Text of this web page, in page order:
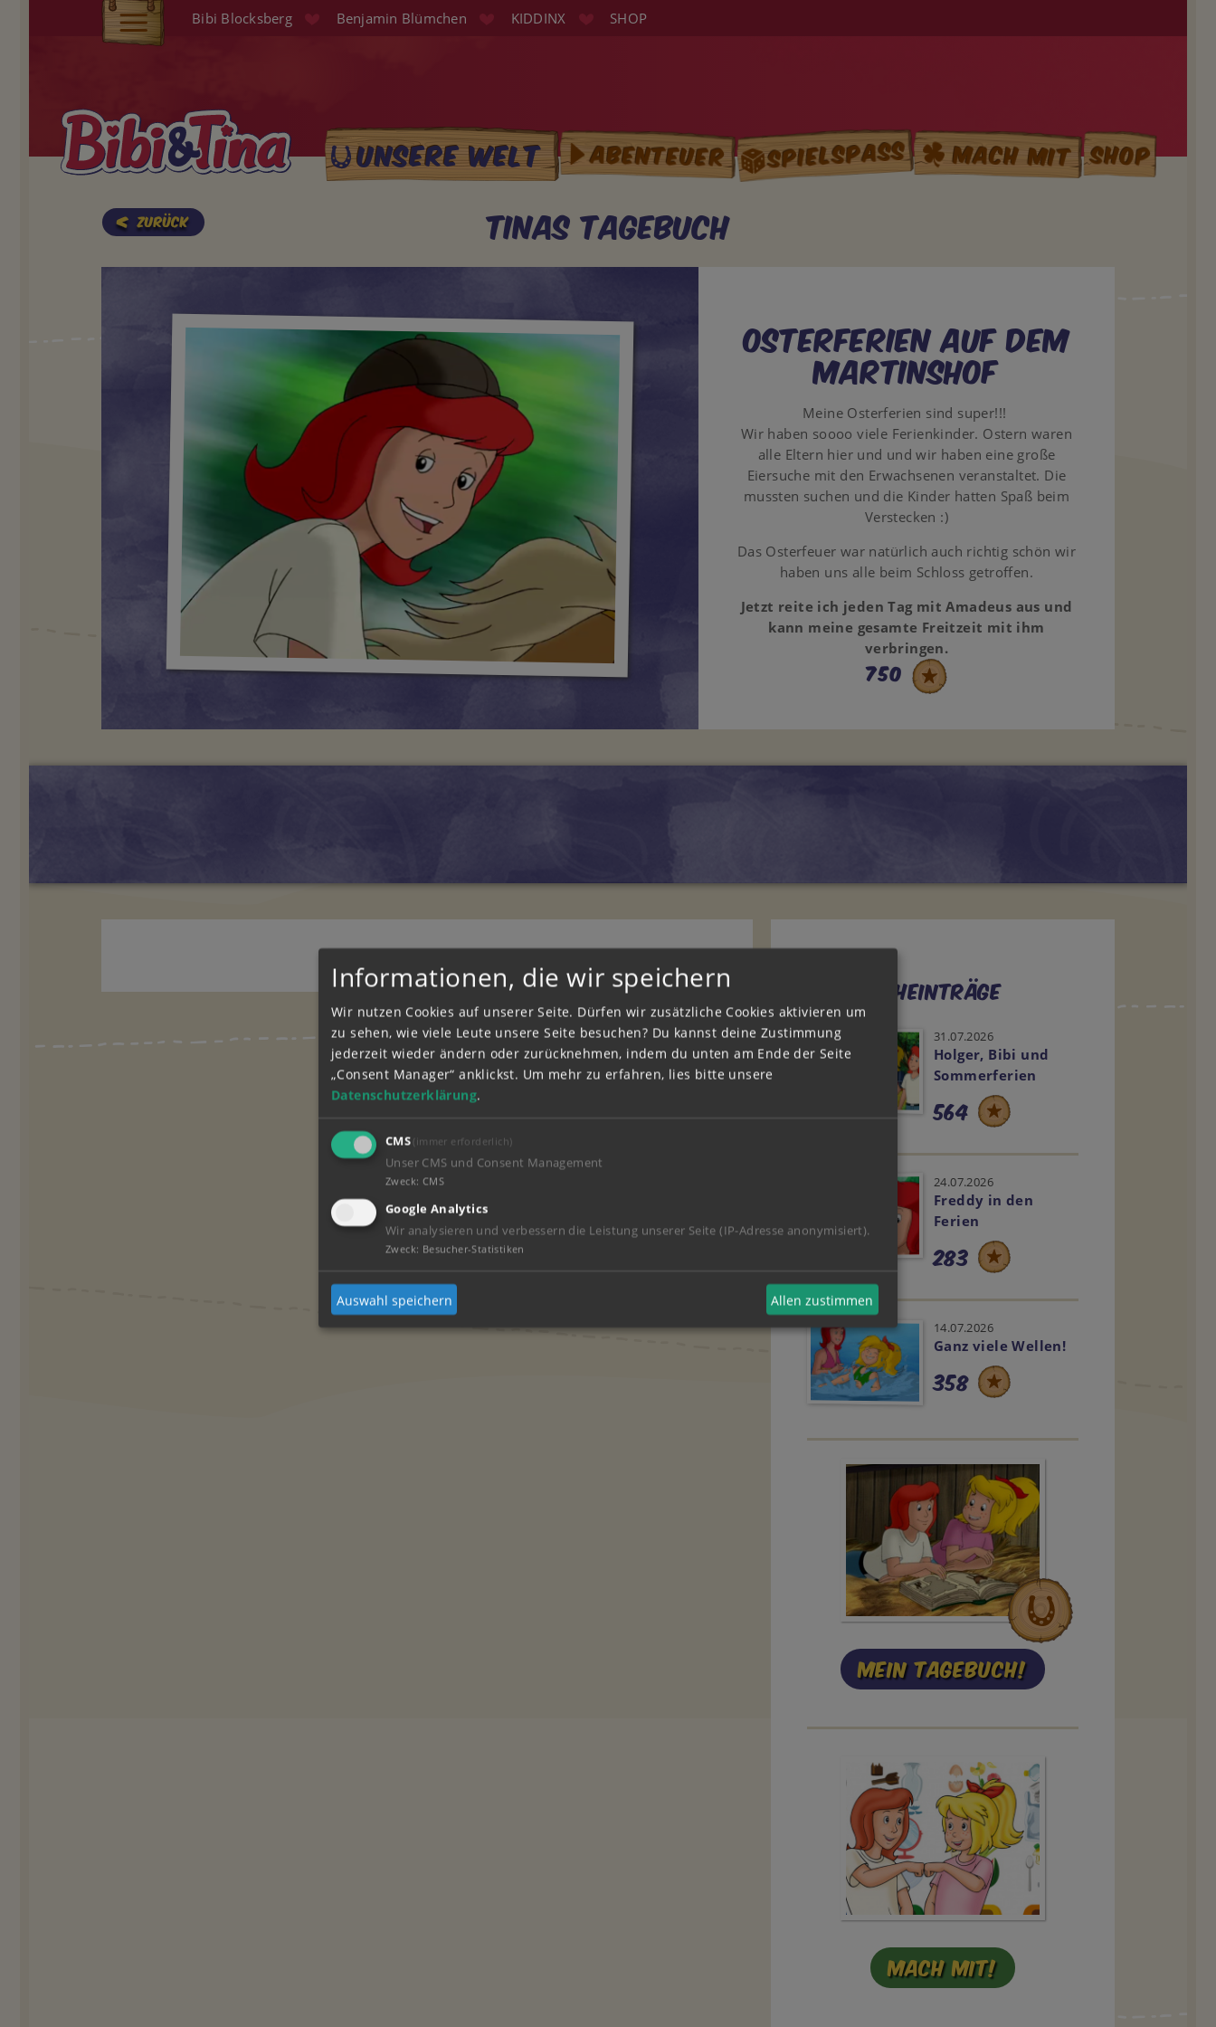
Elterninfo
Hörspiele
Audio (EN)
Bibi Blocksberg Benjamin Blümchen KIDDINX SHOP
Main
navigation
Unsere Welt Abenteuer Spielspass Mach mit Shop
Tinas Tagebuch
Osterferien auf dem
Martinshof
Meine Osterferien sind super!!!
Wir haben soooo viele Ferienkinder. Ostern waren
alle Eltern hier und und wir haben eine große
Eiersuche mit den Erwachsenen veranstaltet. Die
mussten suchen und die Kinder hatten Spaß beim
Verstecken :)
Das Osterfeuer war natürlich auch richtig schön wir
haben uns alle beim Schloss getroffen.
Jetzt reite ich jeden Tag mit Amadeus aus und
kann meine gesamte Freitzeit mit ihm
verbringen.
750
Tagebucheinträge
31.07.2026
Holger, Bibi und
Sommerferien
564
24.07.2026
Freddy in den
Ferien
283
14.07.2026
Ganz viele Wellen!
358
Mein Tagebuch!
Mach mit!
Informationen, die wir speichern
Wir nutzen Cookies auf unserer Seite. Dürfen wir zusätzliche Cookies aktivieren um
zu sehen, wie viele Leute unsere Seite besuchen? Du kannst deine Zustimmung
jederzeit wieder ändern oder zurücknehmen, indem du unten am Ende der Seite
„Consent Manager“ anklickst. Um mehr zu erfahren, lies bitte unsere
Datenschutzerklärung.
CMS (immer erforderlich)
Unser CMS und Consent Management
Zweck: CMS
Google Analytics
Wir analysieren und verbessern die Leistung unserer Seite (IP-Adresse anonymisiert).
Zweck: Besucher-Statistiken
Auswahl speichern Allen zustimmen